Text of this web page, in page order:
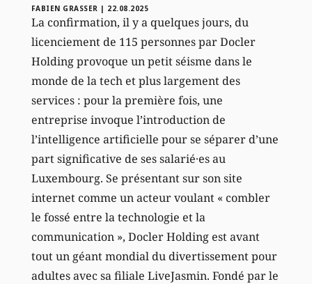
FABIEN GRASSER | 22.08.2025
La confirmation, il y a quelques jours, du
licenciement de 115 personnes par Docler
Holding provoque un petit séisme dans le
monde de la tech et plus largement des
services : pour la première fois, une
entreprise invoque l’introduction de
l’intelligence artificielle pour se séparer d’une
part significative de ses salarié·es au
Luxembourg. Se présentant sur son site
internet comme un acteur voulant « combler
le fossé entre la technologie et la
communication », Docler Holding est avant
tout un géant mondial du divertissement pour
adultes avec sa filiale LiveJasmin. Fondé par le